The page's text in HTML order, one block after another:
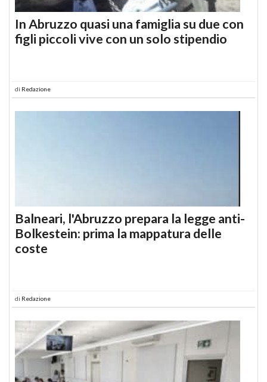
In Abruzzo quasi una famiglia su due con
figli piccoli vive con un solo stipendio
di Redazione
Balneari, l'Abruzzo prepara la legge anti-
Bolkestein: prima la mappatura delle
coste
di Redazione